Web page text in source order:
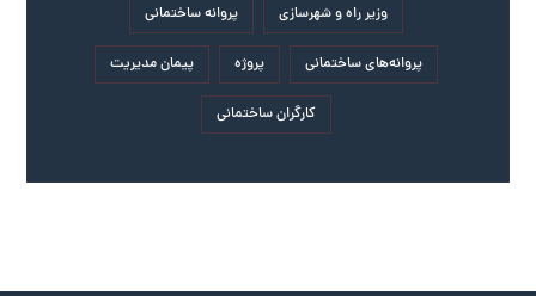
وزیر راه و شهرسازی پروانه ساختمانی
پروانه‌های ساختمانی پروژه پیمان مدیریت
کارگران ساختمانی